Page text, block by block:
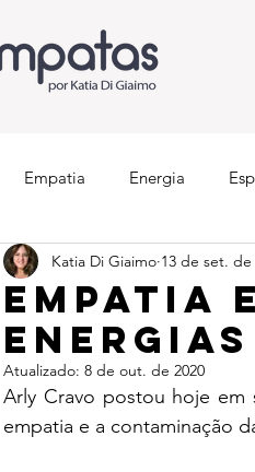
Empatia Energia
se empata Mediunidade
Empatia
Katia Di Giaimo 13 de set. de
Atualizado: 8 de out. de 2020
Arly Cravo postou hoje
empatia e a contaminação